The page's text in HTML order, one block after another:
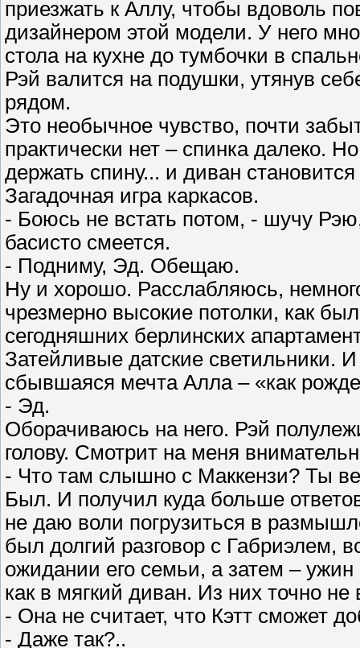
приезжать к Аллу, чтобы вдоволь
дизайнером этой модели. У него
стола на кухне до тумбочки в
Рэй валится на подушки, утянув
рядом.
Это необычное чувство, почти
практически нет – спинка далеко.
держать спину... и диван
Загадочная игра каркасов.
- Боюсь не встать потом, - шучу
басисто смеется.
- Подниму, Эд. Обещаю.
Ну и хорошо. Расслабляюсь,
чрезмерно высокие потолки, как
сегодняшних берлинских
Затейливые датские светильники.
сбывшаяся мечта Алла – «как
- Эд.
Оборачиваюсь на него. Рэй
голову. Смотрит на меня
- Что там слышно с Маккензи? Ты
Был. И получил куда больше
не даю воли погрузиться в
был долгий разговор с Габриэлем,
ожидании его семьи, а затем –
как в мягкий диван. Из них точно не
- Она не считает, что Кэтт сможет
- Даже так?..